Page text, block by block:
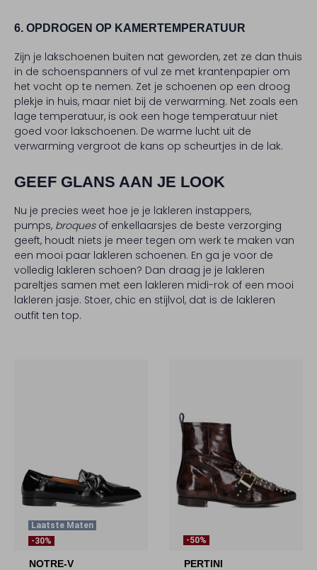
6. OPDROGEN OP KAMERTEMPERATUUR
Zijn je lakschoenen buiten nat geworden, zet ze dan thuis
in de schoenspanners of vul ze met krantenpapier om
het vocht op te nemen. Zet je schoenen op een droog
plekje in huis, maar niet bij de verwarming. Net zoals een
lage temperatuur, is ook een hoge temperatuur niet
goed voor lakschoenen. De warme lucht uit de
verwarming vergroot de kans op scheurtjes in de lak.
GEEF GLANS AAN JE LOOK
Nu je precies weet hoe je je lakleren instappers,
pumps, broquesof enkellaarsjes de beste verzorging
geeft, houdt niets je meer tegen om werk te maken van
een mooi paar lakleren schoenen. En ga je voor de
volledig lakleren schoen? Dan draag je je lakleren
pareltjes samen met een lakleren midi-rok of een mooi
lakleren jasje. Stoer, chic en stijlvol, dat is de lakleren
outfit ten top.
Laatste Maten
-30%
NOTRE-V
-50%
PERTINI